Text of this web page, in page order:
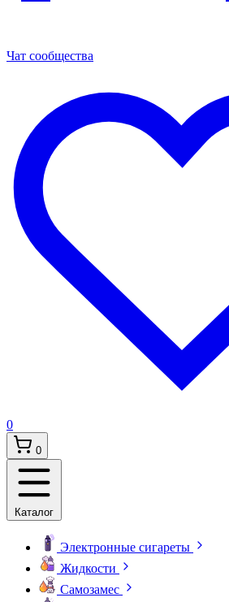
Чат сообщества
0
0
Каталог
Электронные сигареты
Жидкости
Самозамес